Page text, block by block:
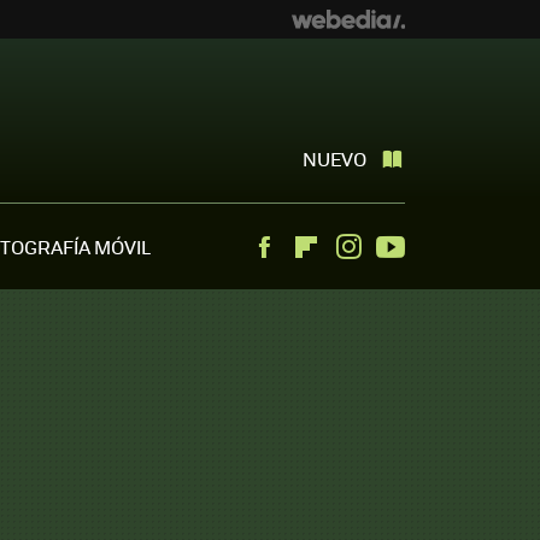
NUEVO
MÓVIL FacebookFlipboardInstagram